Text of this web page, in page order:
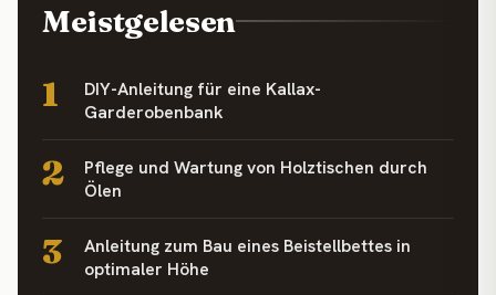
Meistgelesen
1
DIY-Anleitung für eine Kallax-
Garderobenbank
2
Pflege und Wartung von Holztischen durch
Ölen
3
Anleitung zum Bau eines Beistellbettes in
optimaler Höhe